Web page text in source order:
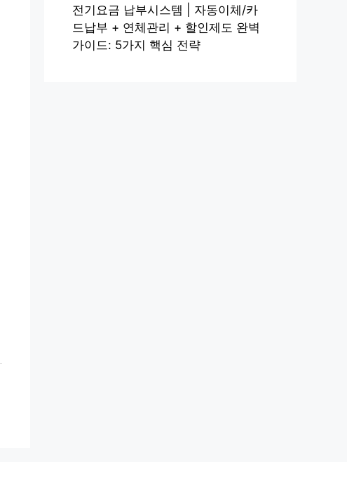
전기요금 납부시스템 | 자동이체/카
드납부 + 연체관리 + 할인제도 완벽
가이드: 5가지 핵심 전략